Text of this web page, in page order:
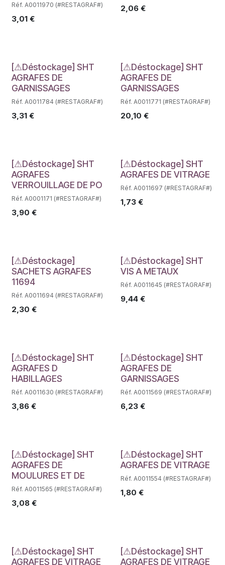
Réf. A0011970 (#RESTAGRAF#)
3,01 €
2,06€
Déstockage
[⚠Déstockage] SHT
AGRAFES DE
GARNISSAGES
Réf. A0011784 (#RESTAGRAF#)
3,31 €
Déstockage
[⚠Déstockage] SHT
AGRAFES DE
GARNISSAGES
Réf. A0011771 (#RESTAGRAF#)
20,10 €
Déstockage
[⚠Déstockage] SHT
AGRAFES
VERROUILLAGE DE PO
Réf. A0001171 (#RESTAGRAF#)
3,90 €
Déstockage
[⚠Déstockage] SHT
AGRAFES DE VITRAGE
Réf. A0011697 (#RESTAGRAF#)
1,73€
Déstockage
[⚠Déstockage]
SACHETS AGRAFES
11694
Réf. A0011694 (#RESTAGRAF#)
2,30 €
Déstockage
[⚠Déstockage] SHT
VIS A METAUX
Réf. A0011645 (#RESTAGRAF#)
9,44€
Déstockage
[⚠Déstockage] SHT
AGRAFES D
HABILLAGES
Réf. A0011630 (#RESTAGRAF#)
3,86 €
Déstockage
[⚠Déstockage] SHT
AGRAFES DE
GARNISSAGES
Réf. A0011569 (#RESTAGRAF#)
6,23€
Déstockage
[⚠Déstockage] SHT
AGRAFES DE
MOULURES ET DE
Réf. A0011565 (#RESTAGRAF#)
3,08 €
Déstockage
[⚠Déstockage] SHT
AGRAFES DE VITRAGE
Réf. A0011554 (#RESTAGRAF#)
1,80 €
[⚠Déstockage] SHT
AGRAFES DE VITRAGE
[⚠Déstockage] SHT
AGRAFES DE VITRAGE